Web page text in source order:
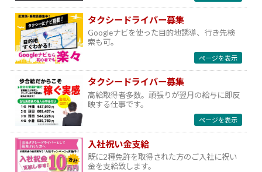
タクシードライバー募集
Googleナビを使った目的地誘導、行き先検
索も可。
ページを表示
タクシードライバー募集
高給取得者多数。頑張りが翌月の給与に即反
映する仕事です。
ページを表示
入社祝い金支給
既に2種免許を取得された方のご入社に祝い
金を支給致します。